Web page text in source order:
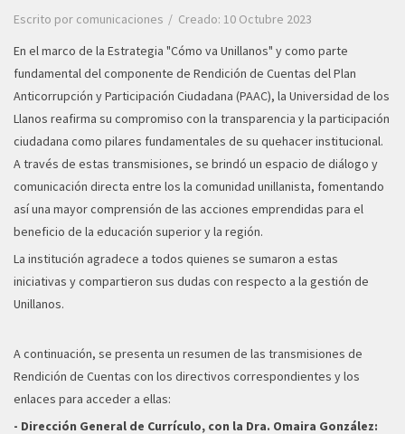
Escrito por comunicaciones
Creado: 10 Octubre 2023
En el marco de la Estrategia "Cómo va Unillanos" y como parte
fundamental del componente de Rendición de Cuentas del Plan
Anticorrupción y Participación Ciudadana (PAAC), la Universidad de los
Llanos reafirma su compromiso con la transparencia y la participación
ciudadana como pilares fundamentales de su quehacer institucional.
A través de estas transmisiones, se brindó un espacio de diálogo y
comunicación directa entre los la comunidad unillanista, fomentando
así una mayor comprensión de las acciones emprendidas para el
beneficio de la educación superior y la región.
La institución agradece a todos quienes se sumaron a estas
iniciativas y compartieron sus dudas con respecto a la gestión de
Unillanos.
A continuación, se presenta un resumen de las transmisiones de
Rendición de Cuentas con los directivos correspondientes y los
enlaces para acceder a ellas:
- Dirección General de Currículo, con la Dra. Omaira González: